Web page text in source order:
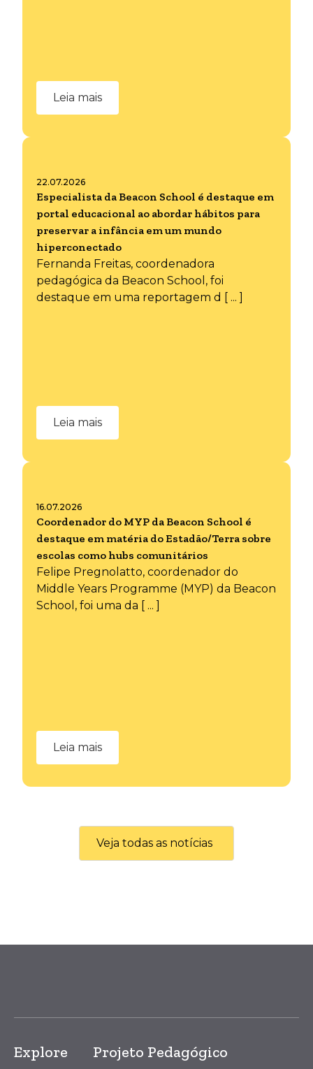
Leia mais
22.07.2026
Especialista da Beacon School é destaque em
portal educacional ao abordar hábitos para
preservar a infância em um mundo
hiperconectado
Fernanda Freitas, coordenadora
pedagógica da Beacon School, foi
destaque em uma reportagem d [ ... ]
Leia mais
16.07.2026
Coordenador do MYP da Beacon School é
destaque em matéria do Estadão/Terra sobre
escolas como hubs comunitários
Felipe Pregnolatto, coordenador do
Middle Years Programme (MYP) da Beacon
School, foi uma da [ ... ]
Leia mais
Veja todas as notícias
Explore Projeto Pedagógico